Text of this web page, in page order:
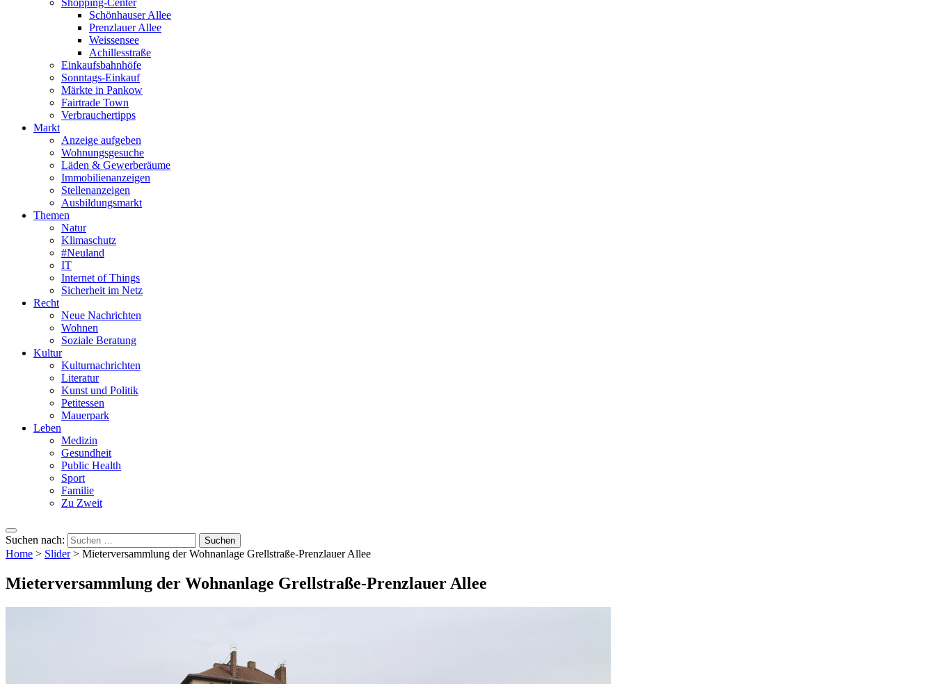
Shopping-Center
Schönhauser Allee
Prenzlauer Allee
Weissensee
Achillesstraße
Einkaufsbahnhöfe
Sonntags-Einkauf
Märkte in Pankow
Fairtrade Town
Verbrauchertipps
Markt
Anzeige aufgeben
Wohnungsgesuche
Läden & Gewerberäume
Immobilienanzeigen
Stellenanzeigen
Ausbildungsmarkt
Themen
Natur
Klimaschutz
#Neuland
IT
Internet of Things
Sicherheit im Netz
Recht
Neue Nachrichten
Wohnen
Soziale Beratung
Kultur
Kulturnachrichten
Literatur
Kunst und Politik
Petitessen
Mauerpark
Leben
Medizin
Gesundheit
Public Health
Sport
Familie
Zu Zweit
Suchen nach:
Home > Slider> Mieterversammlung der Wohnanlage Grellstraße-Prenzlauer Allee
Mieterversammlung der Wohnanlage Grellstraße-Prenzlauer Allee